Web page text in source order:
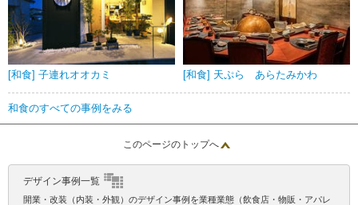
[和食] 子連れオオカミ [和食] 天ぷら あらたみかわ
和食のすべての事例をみる
このページのトップへ
デザイン事例一覧
開業・改装（内装・外観）のデザイン事例を業種業態（飲食店・物販・アパレ